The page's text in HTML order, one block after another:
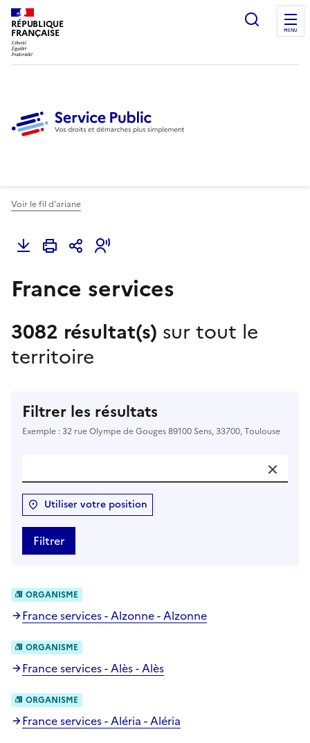
RÉPUBLIQUE
FRANÇAISE
Ouvrir
MENU
Voir le fil d'ariane
France services
3082 résultat(s) sur tout le
territoire
Filtrer les résultats
Exemple : 32 rue Olympe de Gouges 89100 Sens, 33700, Toulouse
Utiliser votre position
Filtrer
ORGANISME
France services - Alzonne - Alzonne
ORGANISME
France services - Alès - Alès
ORGANISME
France services - Aléria - Aléria